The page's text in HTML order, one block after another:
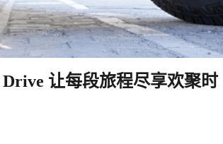
让每段旅程尽享欢聚时